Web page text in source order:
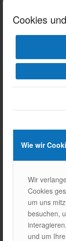
Cookies
Wie wir
Wir
Cookies
um uns
besuchen,
und um
1.
Laufe der Zeit